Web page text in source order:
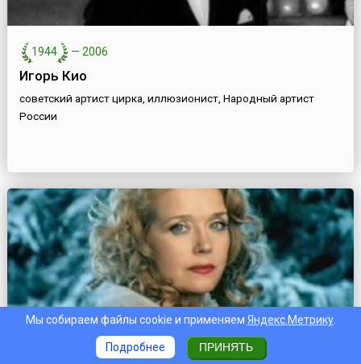
1944 — 2006
Игорь Кио
советский артист цирка, иллюзионист, Народный артист
России
Мы собираем файлы cookie и применяем Яндекс.Метрику.
Подробнее ПРИНЯТЬ